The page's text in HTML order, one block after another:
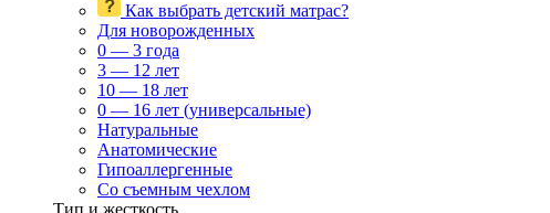
Как выбрать детский матрас?
Для новорожденных
0 — 3 года
3 — 12 лет
10 — 18 лет
0 — 16 лет (универсальные)
Натуральные
Анатомические
Гипоаллергенные
Со съемным чехлом